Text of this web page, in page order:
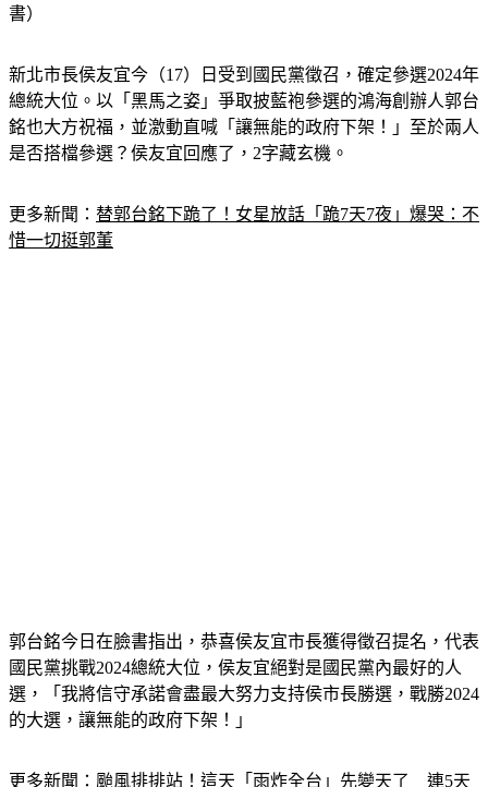
郭台銘、侯友宜有望合作參戰2024。（圖／翻攝自侯友宜臉
新北市長侯友宜今（17）日受到國民黨徵召，確定參選2024年
總統大位。以「黑馬之姿」爭取披藍袍參選的鴻海創辦人郭台
銘也大方祝福，並激動直喊「讓無能的政府下架！」至於兩人
更多新聞：替郭台銘下跪了！女星放話「跪7天7夜」爆哭：不
郭台銘今日在臉書指出，恭喜侯友宜市長獲得徵召提名，代表
國民黨挑戰2024總統大位，侯友宜絕對是國民黨內最好的人
選，「我將信守承諾會盡最大努力支持侯市長勝選，戰勝2024